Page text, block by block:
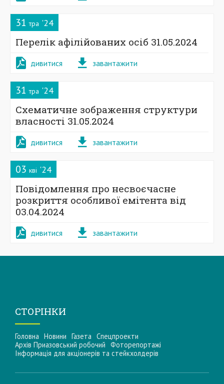
31 тра '24
Перелік афілійованих осіб 31.05.2024
дивитися завантажити
31 тра '24
Схематичне зображення структури
власності 31.05.2024
дивитися завантажити
03 кві '24
Повідомлення про несвоєчасне
розкриття особливої емітента від
03.04.2024
дивитися завантажити
СТОРІНКИ
Головна Новини Газета Спецпроекти
Архів Приазовський робочий Фоторепортажі
Інформацiя для акцiонерiв та стейкхолдерiв